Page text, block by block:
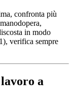
confronta più
in modo
verifica sempre
a